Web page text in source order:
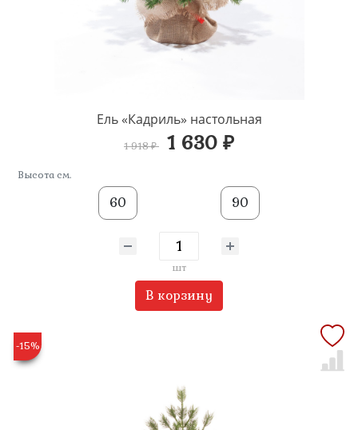
Ель «Кадриль» настольная
1 918 ₽ 1 630 ₽
Высота см.
60 90
шт
В корзину
-15%